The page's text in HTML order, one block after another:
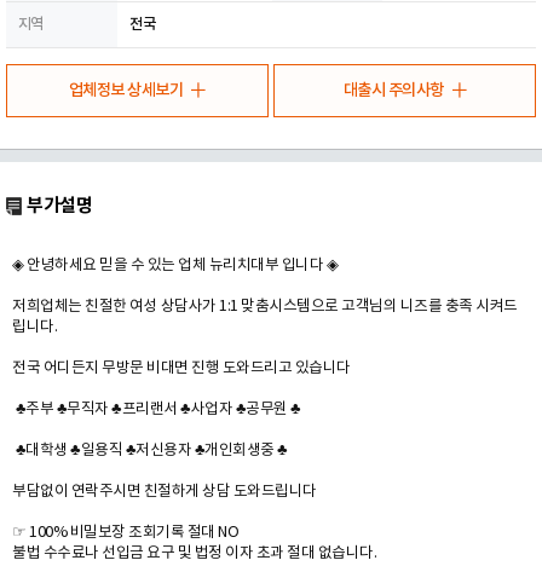
지역 전국
업체정보 상세보기 대출시 주의사항
부가설명
◈ 안녕하세요 믿을 수 있는 업체 뉴리치대부 입니다 ◈
저희업체는 친절한 여성 상담사가 1:1 맞춤시스템으로 고객님의 니즈를 충족 시켜드
립니다.
전국 어디든지 무방문 비대면 진행 도와드리고 있습니다
♣주부 ♣무직자 ♣프리랜서 ♣사업자 ♣공무원 ♣
♣대학생 ♣일용직 ♣저신용자 ♣개인회생중 ♣
부담없이 연락주시면 친절하게 상담 도와드립니다
☞ 100% 비밀보장 조회기록 절대 NO
불법 수수료나 선입금 요구 및 법정 이자 초과 절대 없습니다.